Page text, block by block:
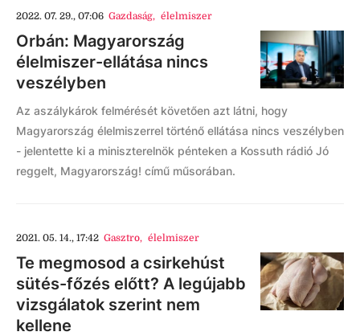
2022. 07. 29., 07:06 Gazdaság, élelmiszer
Orbán: Magyarország
élelmiszer-ellátása nincs
veszélyben
Az aszálykárok felmérését követően azt látni, hogy
Magyarország élelmiszerrel történő ellátása nincs veszélyben
- jelentette ki a miniszterelnök pénteken a Kossuth rádió Jó
reggelt, Magyarország! című műsorában.
2021. 05. 14., 17:42 Gasztro, élelmiszer
Te megmosod a csirkehúst
sütés-főzés előtt? A legújabb
vizsgálatok szerint nem
kellene